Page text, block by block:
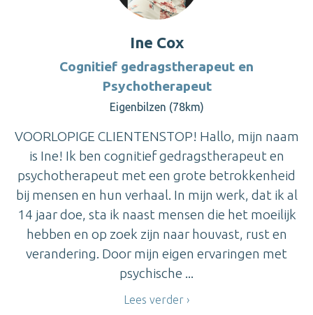
Ine Cox
Cognitief gedragstherapeut en
Psychotherapeut
Eigenbilzen (78km)
VOORLOPIGE CLIENTENSTOP! Hallo, mijn naam
is Ine! Ik ben cognitief gedragstherapeut en
psychotherapeut met een grote betrokkenheid
bij mensen en hun verhaal. In mijn werk, dat ik al
14 jaar doe, sta ik naast mensen die het moeilijk
hebben en op zoek zijn naar houvast, rust en
verandering. Door mijn eigen ervaringen met
psychische ...
Lees verder